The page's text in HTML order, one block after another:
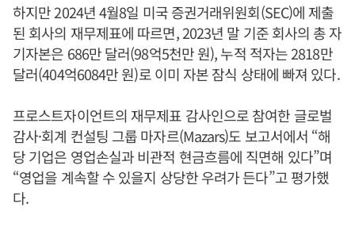
하지만 2024년 4월8일 미국 증권거래위원회(SEC)에 제출
된 회사의 재무제표에 따르면, 2023년 말 기준 회사의 총 자
기자본은 686만 달러(98억5천만 원), 누적 적자는 2818만
달러(404억6084만 원)로 이미 자본 잠식 상태에 빠져 있다.
프로스트자이언트의 재무제표 감사인으로 참여한 글로벌
감사·회계 컨설팅 그룹 마자르(Mazars)도 보고서에서 “해
당 기업은 영업손실과 비관적 현금흐름에 직면해 있다”며
“영업을 계속할 수 있을지 상당한 우려가 든다”고 평가했
다.